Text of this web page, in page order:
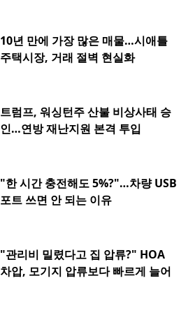
10년 만에 가장 많은 매물…시애틀
주택시장, 거래 절벽 현실화
트럼프, 워싱턴주 산불 비상사태 승
인…연방 재난지원 본격 투입
"한 시간 충전해도 5%?"…차량 USB
포트 쓰면 안 되는 이유
"관리비 밀렸다고 집 압류?" HOA
차압, 모기지 압류보다 빠르게 늘어